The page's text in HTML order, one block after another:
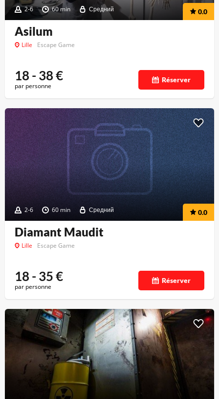
2-6 60 min Средний 0.0
Asilum
Lille Escape Game
18 - 38€
par personne
Réserver
2-6 60 min Средний 0.0
Diamant Maudit
Lille Escape Game
18 - 35€
par personne
Réserver